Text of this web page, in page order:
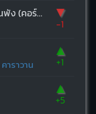
ก่อนที่โลกทั้งใบมันพัง (คอร์ด ง่ายๆ) ▼
-1
าราวาน
▲
+1
▲
+5